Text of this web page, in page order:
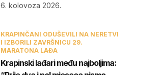
6. kolovoza 2026.
KRAPINČANI ODUŠEVILI NA NERETVI
I IZBORILI ZAVRŠNICU 29.
MARATONA LAĐA
Krapinski lađari među najboljima: